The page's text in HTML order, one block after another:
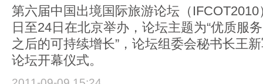
第六届中国出境国际旅游论坛（
日至24日在北京举办，论坛主题为“优质服
之后的可持续增长”，论坛组委会秘书长王
论坛开幕仪式。